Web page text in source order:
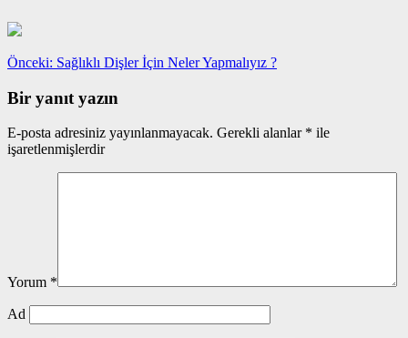
Yazı
gezinmesi
Önceki: Önceki
Sağlıklı Dişler İçin Neler Yapmalıyız ?
Bir yanıt yazın
E-posta adresiniz yayınlanmayacak. Gerekli alanlar * ile
işaretlenmişlerdir
Yorum *
Ad